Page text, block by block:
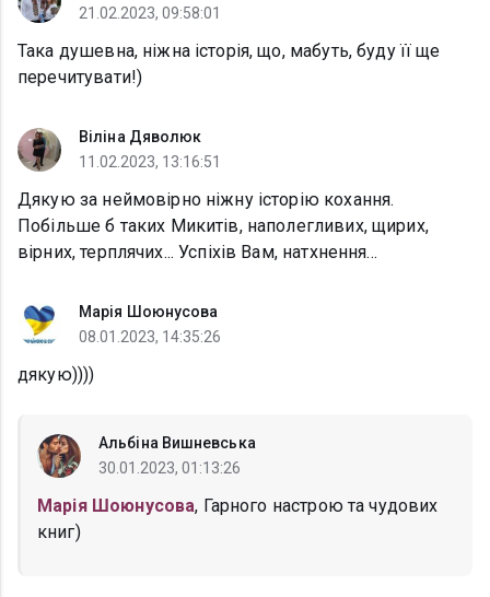
21.02.2023, 09:58:01
Така душевна, ніжна історія, що, мабуть, буду її ще
перечитувати!)
Віліна Дяволюк
11.02.2023, 13:16:51
Дякую за неймовірно ніжну історію кохання.
Побільше б таких Микитів, наполегливих, щирих,
вірних, терплячих... Успіхів Вам, натхнення...
Марія Шоюнусова
08.01.2023, 14:35:26
дякую))))
Альбіна Вишневська
30.01.2023, 01:13:26
Марія Шоюнусова, Гарного настрою та чудових
книг)